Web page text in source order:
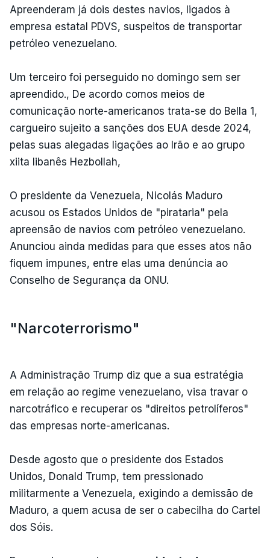
Apreenderam já dois destes navios, ligados à
empresa estatal PDVS, suspeitos de transportar
petróleo venezuelano.
Um terceiro foi perseguido no domingo sem ser
apreendido., De acordo comos meios de
comunicação norte-americanos trata-se do Bella 1,
cargueiro sujeito a sanções dos EUA desde 2024,
pelas suas alegadas ligações ao Irão e ao grupo
xiita libanês Hezbollah,
O presidente da Venezuela, Nicolás Maduro
acusou os Estados Unidos de "pirataria" pela
apreensão de navios com petróleo venezuelano.
Anunciou ainda medidas para que esses atos não
fiquem impunes, entre elas uma denúncia ao
Conselho de Segurança da ONU.
"Narcoterrorismo"
A Administração Trump diz que a sua estratégia
em relação ao regime venezuelano, visa travar o
narcotráfico e recuperar os "direitos petrolíferos"
das empresas norte-americanas.
Desde agosto que o presidente dos Estados
Unidos, Donald Trump, tem pressionado
militarmente a Venezuela, exigindo a demissão de
Maduro, a quem acusa de ser o cabecilha do Cartel
dos Sóis.